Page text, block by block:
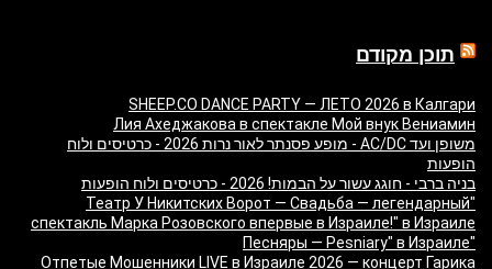
תוכן מקודם
SHEEP.CO DANCE PARTY — ЛЕТО 2026 в Калгари
Лия Ахеджакова в спектакле Мой внук Вениамин
משופן ועד AC/DC - מופע פסנתר לאור נרות 2026 - כרטיסים ולוח
הופעות
בניה ברבי - חוגג עשור על הבמות! 2026 - כרטיסים ולוח הופעות
"Театр У Никитских Ворот — Свадьба — легендарный
спектакль Марка Розовского впервые в Израиле!" в Израиле
"Песняры — Pesniary" в Израиле
Отпетые Мошенники LIVE в Израиле 2026 — концерт Гарика